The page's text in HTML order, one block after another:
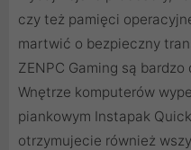
czy też pamięci
martwić o bezpieczny
ZENPC Gaming są
Wnętrze komputerów
piankowym Instapak
otrzymujecie również